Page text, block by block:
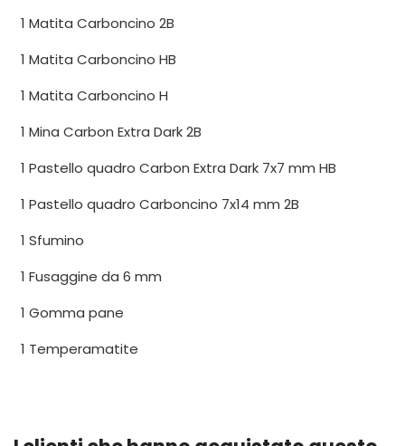
1 Matita Carboncino 2B
1 Matita Carboncino HB
1 Matita Carboncino H
1 Mina Carbon Extra Dark 2B
1 Pastello quadro Carbon Extra Dark 7x7 mm HB
1 Pastello quadro Carboncino 7x14 mm 2B
1 Sfumino
1 Fusaggine da 6 mm
1 Gomma pane
1 Temperamatite